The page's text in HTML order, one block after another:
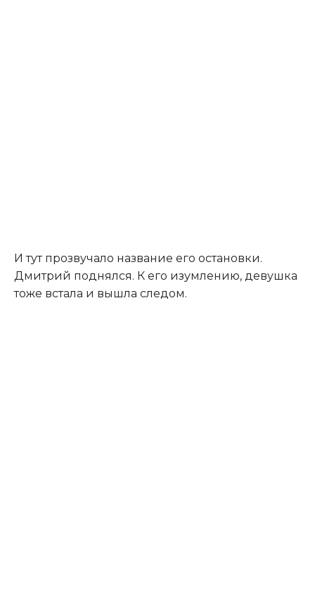
И тут прозвучало название его остановки.
Дмитрий поднялся. К его изумлению, девушка
тоже встала и вышла следом.